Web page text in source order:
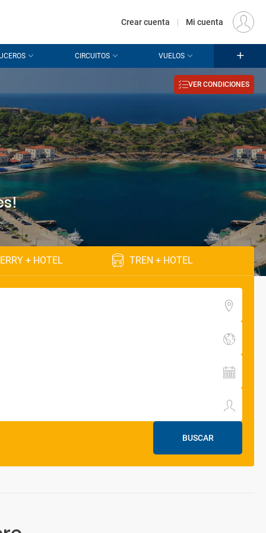
EUR
Crear cuenta | Mi cuenta
CIRCUITOS VUELOS
VER CONDICIONES
+ HOTEL TREN + HOTEL
BUSCAR